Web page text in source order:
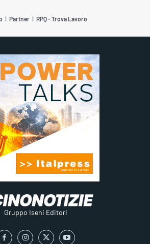
Partner RPQ - Trova Lavoro
Gruppo Iseni Editori